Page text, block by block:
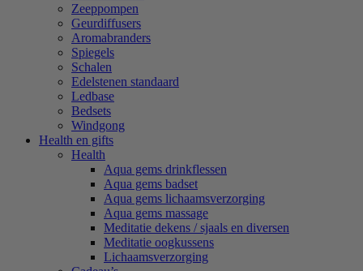
Zeeppompen
Geurdiffusers
Aromabranders
Spiegels
Schalen
Edelstenen standaard
Ledbase
Bedsets
Windgong
Health en gifts
Health
Aqua gems drinkflessen
Aqua gems badset
Aqua gems lichaamsverzorging
Aqua gems massage
Meditatie dekens / sjaals en diversen
Meditatie oogkussens
Lichaamsverzorging